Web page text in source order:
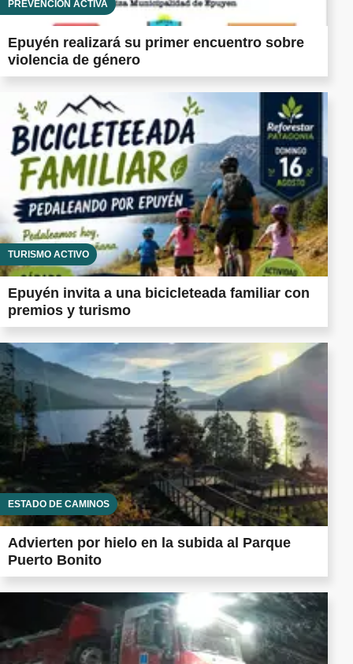
PREVENCIÓN ACTIVA
Epuyén realizará su primer encuentro sobre
violencia de género
TURISMO ACTIVO
Epuyén invita a una bicicleteada familiar con
premios y turismo
ESTADO DE CAMINOS
Advierten por hielo en la subida al Parque
Puerto Bonito